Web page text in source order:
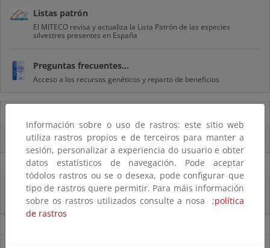
Listas patrón
El MITECO revisa y actualiza la Lista Patrón de las especies
silvestres presentes en España
Preguntas frecuentes...
Acceso a los recursos genéticos y reparto de beneficios
El censo de aves del Parque Nacional de las Tablas bate récords históricos
27/06/2025
La reunión ministerial de OSPAR refuerza la acción conjunta para proteger
el Atlántico Nordeste
Información sobre o uso de rastros: este sitio web
utiliza rastros propios e de terceiros para manter a
sesión, personalizar a experiencia do usuario e obter
datos estatísticos de navegación. Pode aceptar
tódolos rastros ou se o desexa, pode configurar que
tipo de rastros quere permitir. Para máis información
sobre os rastros utilizados consulte a nosa ;política
de rastros